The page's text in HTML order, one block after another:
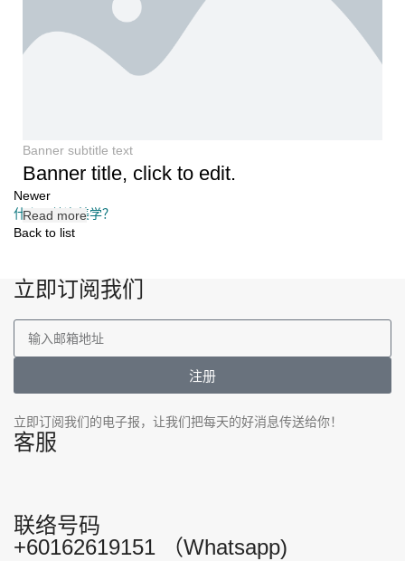
Banner subtitle text
Banner title, click to edit.
Read more
Newer
什么是纯净美学？
Back to list
立即订阅我们
注册
立即订阅我们的电子报，让我们把每天的好消息传送给你！
客服
联络号码
+60162619151 （Whatsapp)